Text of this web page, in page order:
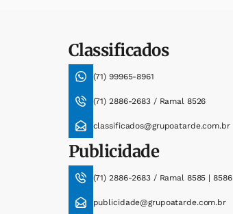
Classificados
(71) 99965-8961
(71) 2886-2683 / Ramal 8526
classificados@grupoatarde.com.br
Publicidade
(71) 2886-2683 / Ramal 8585 | 8586
publicidade@grupoatarde.com.br